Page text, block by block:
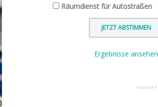
Räumdienst für Autostraßen
Ergebnisse ansehen